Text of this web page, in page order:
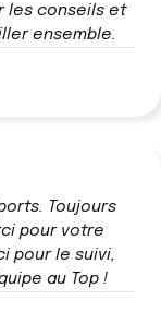
les conseils et
ensemble.
Toujours
pour votre
pour le suivi,
au Top !